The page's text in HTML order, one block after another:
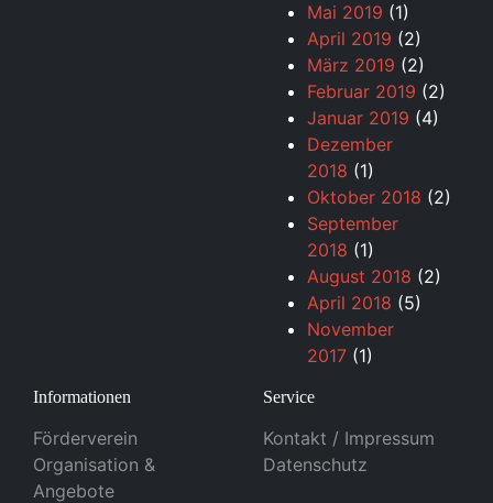
Mai 2019 (1)
April 2019 (2)
März 2019 (2)
Februar 2019 (2)
Januar 2019 (4)
Dezember
2018 (1)
Oktober 2018 (2)
September
2018 (1)
August 2018 (2)
April 2018 (5)
November
2017 (1)
Informationen
Förderverein
Organisation &
Angebote
Service
Kontakt / Impressum
Datenschutz